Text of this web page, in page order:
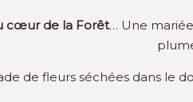
cœur de la Forêt… Une
de fleurs séchées dans le